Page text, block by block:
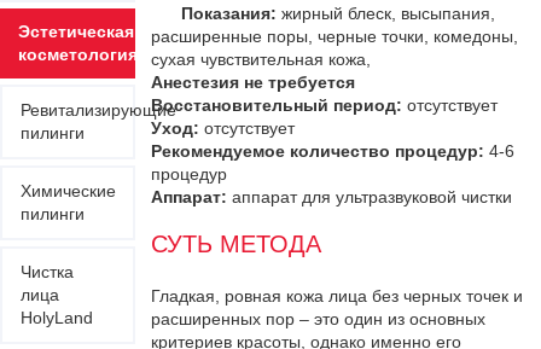
Показания:жирный блеск, высыпания,
расширенные поры, черные точки, комедоны,
сухая чувствительная кожа,
Анестезия не требуется
Восстановительный период:отсутствует
Уход:отсутствует
Рекомендуемое количество процедур:4-6
процедур
Аппарат: аппарат для ультразвуковой чистки
СУТЬ МЕТОДА
Гладкая, ровная кожа лица без черных точек и
расширенных пор – это один из основных
критериев красоты, однако именно его
Эстетическая
косметология
Ревитализирующие
пилинги
Химические
пилинги
Чистка
лица
HolyLand